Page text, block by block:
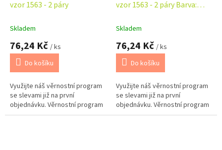
vzor 1563 - 2 páry
Skladem
76,24 Kč / ks
Do košíku
Využijte náš věrnostní program
se slevami již na první
objednávku. Věrnostní program
vzor 1563 - 2 páry Barva:
Skladem
76,24 Kč / ks
Do košíku
Využijte náš věrnostní program
se slevami již na první
objednávku. Věrnostní program